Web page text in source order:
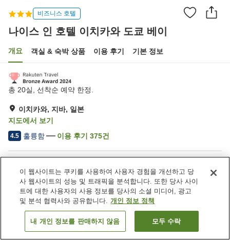
비즈니스 호텔
나이스 인 호텔 이치카와 도쿄 베이
개요 객실 & 숙박 상품 이용 후기 기본 정보
총 20실, 선착순 예약 한정.
이치카와, 지바, 일본
지도에서 보기
4.5 훌륭함 이용 후기 375건
주차장
세탁 (유료)
택배
일본 지바 이치카와 나이스 인 호텔 이치카와 도쿄 베이
객실 보기
이 웹사이트는 쿠키를 사용하여 사용자 경험을 개선하고 당
사 웹사이트의 성능 및 트래픽을 분석합니다. 또한 당사 사이
트에 대한 사용자의 사용 정보를 당사의 소셜 미디어, 광고
및 분석 협력사와 공유합니다. 개인 정보 정책
내 개인 정보를 판매하지 않음 모두 수락